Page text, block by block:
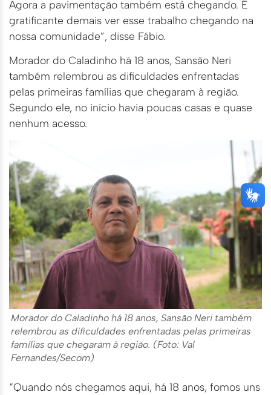
Agora a pavimentação também está chegando. É
gratificante demais ver esse trabalho chegando na
nossa comunidade”, disse Fábio.
Morador do Caladinho há 18 anos, Sansão Neri
também relembrou as dificuldades enfrentadas
pelas primeiras famílias que chegaram à região.
Segundo ele, no início havia poucas casas e quase
nenhum acesso.
Morador do Caladinho há 18 anos, Sansão Neri também
relembrou as dificuldades enfrentadas pelas primeiras
famílias que chegaram à região. (Foto: Val
Fernandes/Secom)
“Quando nós chegamos aqui, há 18 anos, fomos uns